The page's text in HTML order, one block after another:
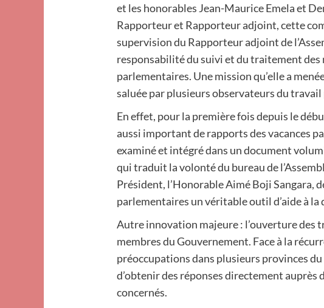
et les honorables Jean-Maurice Emela et
Rapporteur et Rapporteur adjoint, cette
supervision du Rapporteur adjoint de
responsabilité du suivi et du traitement des
parlementaires. Une mission qu’elle a
saluée par plusieurs observateurs du
En effet, pour la première fois depuis le
aussi important de rapports des vacances
examiné et intégré dans un document
qui traduit la volonté du bureau de
Président, l’Honorable Aimé Boji Sangara,
parlementaires un véritable outil d’aide à la
Autre innovation majeure : l’ouverture des
membres du Gouvernement. Face à la
préoccupations dans plusieurs provinces
d’obtenir des réponses directement auprès
concernés.